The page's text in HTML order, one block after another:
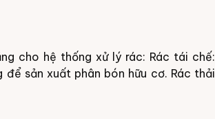
cho hệ thống xử lý rác: Rác tái chế:
để sản xuất phân bón hữu cơ. Rác thải